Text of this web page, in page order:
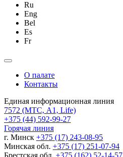
Ru
Eng
Bel
Es
Fr
О палате
Контакты
Единая информационная линия
7572 (МТС, A1, Life)
+375 (44) 592-99-27
Горячая линия
г. Минск +375 (17) 243-08-95
Минская обл. +375 (17) 251-07-94
Брестская обл. +375 (162) 52-14-57